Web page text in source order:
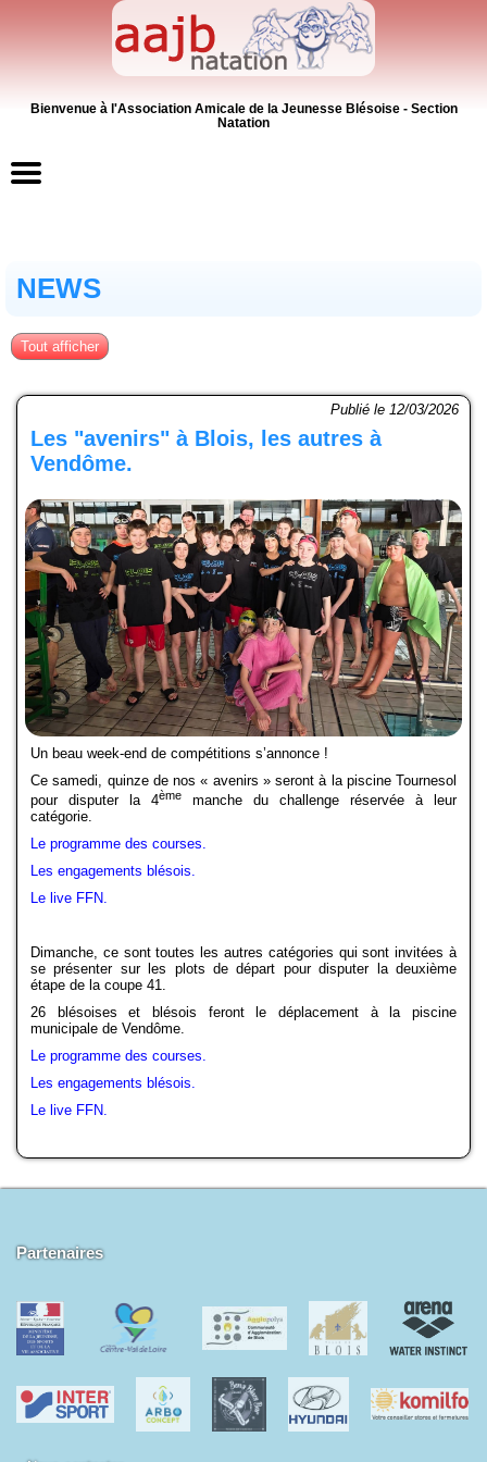
Bienvenue à l'Association Amicale de la Jeunesse Blésoise - Section
Natation
Inscriptions
Activités
Officiels
Presse
Partenaires
La boutique
Le Club
24H de Natation
Ecole de Natation Française
Mon Club
NEWS
Tout afficher
Les "avenirs" à Blois, les autres à
Vendôme.
Publié le 12/03/2026
Un beau week-end de compétitions s’annonce !
Ce samedi, quinze de nos « avenirs » seront à la piscine Tournesol
pour disputer la 4ème
manche du challenge réservée à leur
catégorie.
Le programme des courses.
Les engagements blésois.
Le live FFN.
Dimanche, ce sont toutes les autres catégories qui sont invitées à
se présenter sur les plots de départ pour disputer la deuxième
étape de la coupe 41.
26 blésoises et blésois feront le déplacement à la piscine
municipale de Vendôme.
Le programme des courses.
Les engagements blésois.
Le live FFN.
Partenaires